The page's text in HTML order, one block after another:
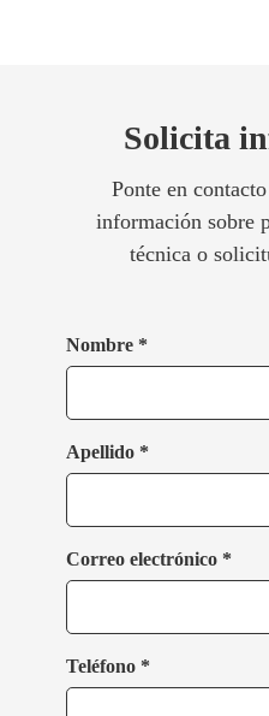
Solicita
Ponte en
información sobre
técnica o
Nombre *
Apellido *
Correo electrónico *
Teléfono *